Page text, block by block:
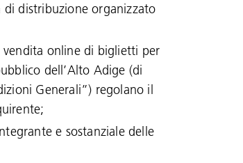
di distribuzione organizzato
online di biglietti per
dell’Alto Adige (di
Generali”) regolano il
e sostanziale delle